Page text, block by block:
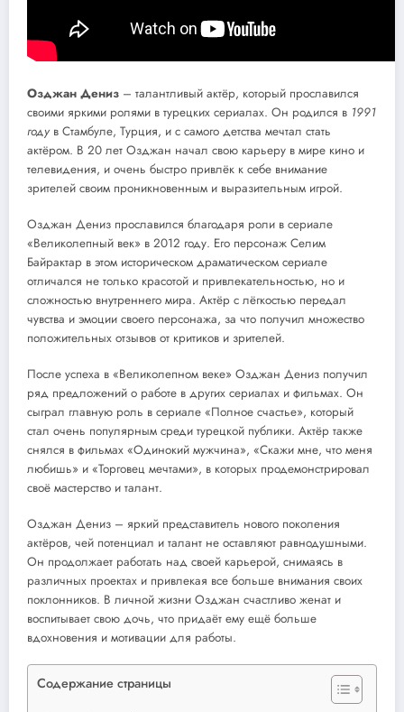
Озджан Дениз – талантливый актёр, который прославился
своими яркими ролями в турецких сериалах. Он родился в 1991
году в Стамбуле, Турция, и с самого детства мечтал стать
актёром. В 20 лет Озджан начал свою карьеру в мире кино и
телевидения, и очень быстро привлёк к себе внимание
зрителей своим проникновенным и выразительным игрой.
Озджан Дениз прославился благодаря роли в сериале
«Великолепный век» в 2012 году. Его персонаж Селим
Байрактар в этом историческом драматическом сериале
отличался не только красотой и привлекательностью, но и
сложностью внутреннего мира. Актёр с лёгкостью передал
чувства и эмоции своего персонажа, за что получил множество
положительных отзывов от критиков и зрителей.
После успеха в «Великолепном веке» Озджан Дениз получил
ряд предложений о работе в других сериалах и фильмах. Он
сыграл главную роль в сериале «Полное счастье», который
стал очень популярным среди турецкой публики. Актёр также
снялся в фильмах «Одинокий мужчина», «Скажи мне, что меня
любишь» и «Торговец мечтами», в которых продемонстрировал
своё мастерство и талант.
Озджан Дениз – яркий представитель нового поколения
актёров, чей потенциал и талант не оставляют равнодушными.
Он продолжает работать над своей карьерой, снимаясь в
различных проектах и привлекая все больше внимания своих
поклонников. В личной жизни Озджан счастливо женат и
воспитывает свою дочь, что придаёт ему ещё больше
вдохновения и мотивации для работы.
Содержание страницы